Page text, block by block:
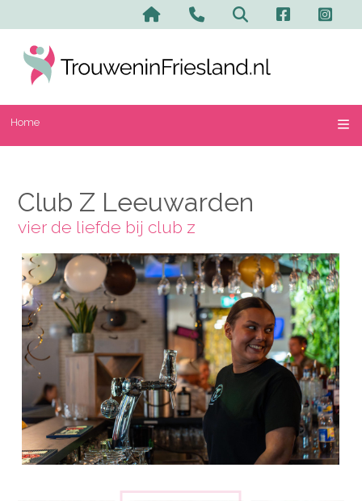
Home Contact en
Zoeken
Home
Club Z Leeuwarden
vier de liefde bij club z